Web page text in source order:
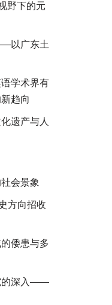
野下的元
以广东土
学术界有
趋向
遗产与人
会景象
方向招收
倭患与多
的深入——